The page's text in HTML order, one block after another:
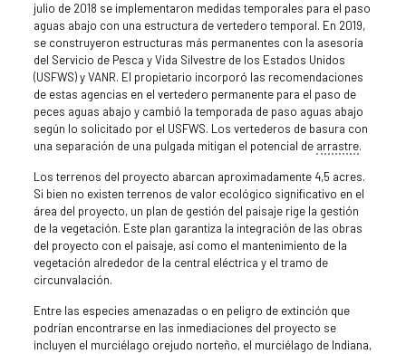
julio de 2018 se implementaron medidas temporales para el paso
aguas abajo con una estructura de vertedero temporal. En 2019,
se construyeron estructuras más permanentes con la asesoría
del Servicio de Pesca y Vida Silvestre de los Estados Unidos
(USFWS) y VANR. El propietario incorporó las recomendaciones
de estas agencias en el vertedero permanente para el paso de
peces aguas abajo y cambió la temporada de paso aguas abajo
según lo solicitado por el USFWS. Los vertederos de basura con
una separación de una pulgada mitigan el potencial de arrastre.
Los terrenos del proyecto abarcan aproximadamente 4,5 acres.
Si bien no existen terrenos de valor ecológico significativo en el
área del proyecto, un plan de gestión del paisaje rige la gestión
de la vegetación. Este plan garantiza la integración de las obras
del proyecto con el paisaje, así como el mantenimiento de la
vegetación alrededor de la central eléctrica y el tramo de
circunvalación.
Entre las especies amenazadas o en peligro de extinción que
podrían encontrarse en las inmediaciones del proyecto se
incluyen el murciélago orejudo norteño, el murciélago de Indiana,